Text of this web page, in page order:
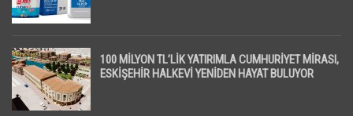
100 MİLYON TL’LİK YATIRIMLA CUMHURİYET MİRASI,
ESKİŞEHİR HALKEVİ YENİDEN HAYAT BULUYOR